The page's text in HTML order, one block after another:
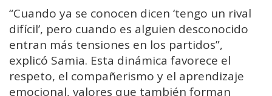
“Cuando ya se conocen dicen ‘tengo un rival
difícil’, pero cuando es alguien desconocido
entran más tensiones en los partidos”,
explicó Samia. Esta dinámica favorece el
respeto, el compañerismo y el aprendizaje
emocional, valores que también forman